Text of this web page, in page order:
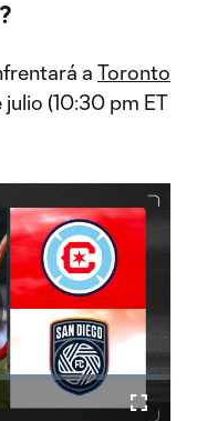
a Toronto
(10:30 pm ET